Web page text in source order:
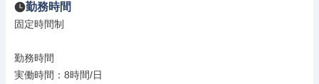
勤務時間
固定時間制
勤務時間
実働時間：8時間/日